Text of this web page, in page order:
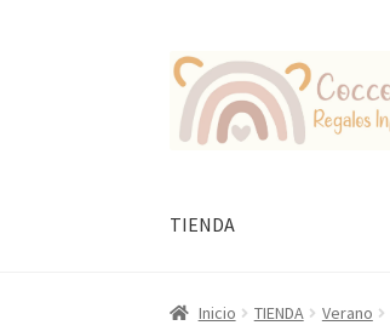
Ir
la
Ir
al
contenido
TIENDA
Inicio TIENDA Verano